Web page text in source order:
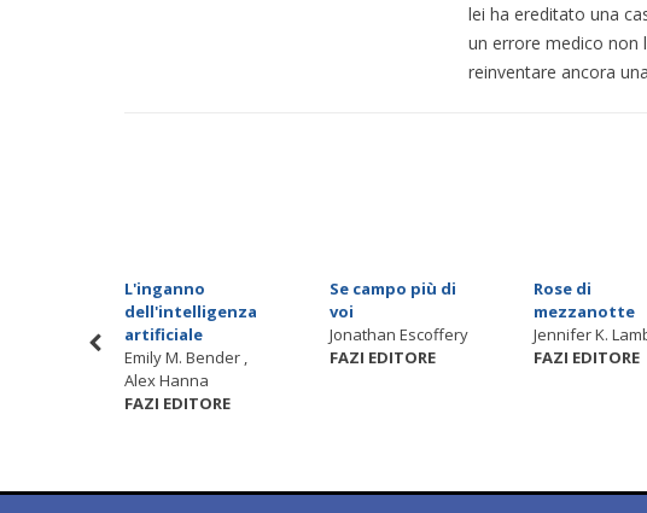
lei ha ereditato una
un errore medico non
reinventare ancora
L'inganno
dell'intelligenza
artificiale
Emily M. Bender ,
Alex Hanna
FAZI EDITORE
Se campo più di
voi
Jonathan Escoffery
FAZI EDITORE
Rose di
mezzanotte
Jennifer K.
FAZI EDITORE